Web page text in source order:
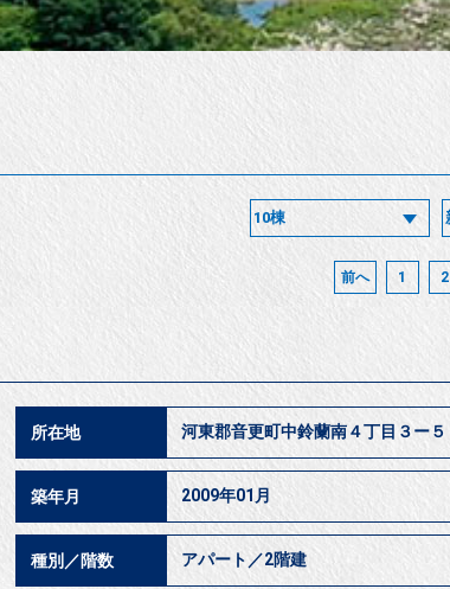
前へ 1 2
所在地 河東郡音更町中鈴蘭南４丁目３ー５
築年月 2009年01月
種別／階数 アパート／2階建